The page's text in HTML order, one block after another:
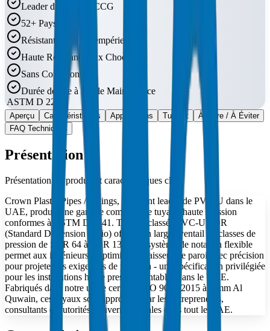
Leader du Marché CCG
52+ Pays
Résistant UV et Intempéries
Haute Résistance aux Chocs
Sans Corrosion
Durée de Vie à Faible Maintenance
ASTM D 2241
Aperçu Caractéristiques Applications Tuyaux
À Faire / À Éviter
FAQ Techniques
Présentation
Présentation du produit et caractéristiques clés
Crown Plastic Pipes / Fittings, fabricant leader de PVC-U dans le
UAE, produit une gamme complète de tuyaux haute pression
conformes à ASTM D 2241. Tuyaux classés PVC-U SDR
(Standard Dimension Ratio) offrant un large éventail de classes de
pression de SDR 64 à SDR 13.5. Ce système de notation flexible
permet aux ingénieurs d'optimiser l'épaisseur de paroi avec précision
pour projeter les exigences de pression - une spécification privilégiée
pour les installations haute pression rentables dans le UAE.
Fabriqués dans notre usine certifiée ISO 9001:2015 à Umm Al
Quwain, ces tuyaux sont approuvés par les entrepreneurs,
consultants et autorités gouvernementales dans tout le UAE.